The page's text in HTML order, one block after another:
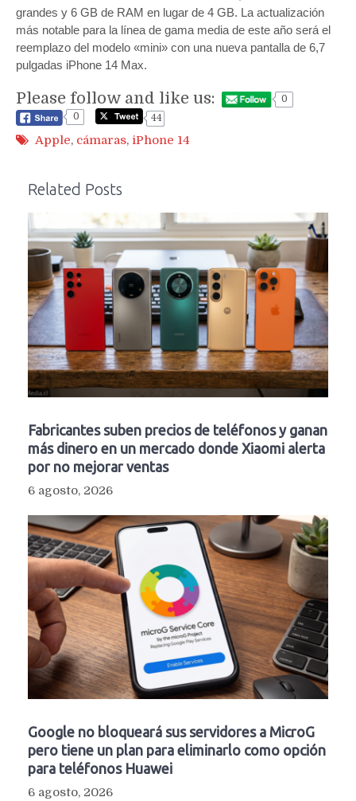
grandes y 6 GB de RAM en lugar de 4 GB. La actualización
más notable para la línea de gama media de este año será el
reemplazo del modelo «mini» con una nueva pantalla de 6,7
pulgadas iPhone 14 Max.
Please follow and like us:
0
0
44
Apple, cámaras, iPhone 14
Related Posts
Fabricantes suben precios de teléfonos y ganan
más dinero en un mercado donde Xiaomi alerta
por no mejorar ventas
6 agosto, 2026
Google no bloqueará sus servidores a MicroG
pero tiene un plan para eliminarlo como opción
para teléfonos Huawei
6 agosto, 2026